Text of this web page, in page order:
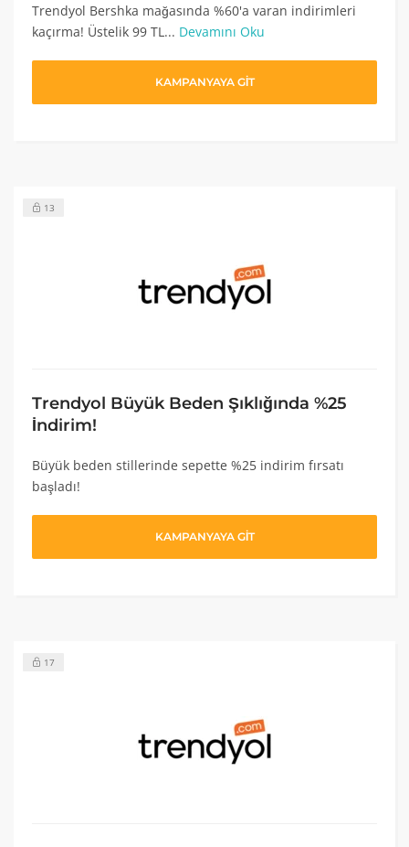
Trendyol Bershka mağasında %60'a varan indirimleri
kaçırma! Üstelik 99 TL... Devamını Oku
KAMPANYAYA GİT
13
Trendyol Büyük Beden Şıklığında %25
İndirim!
Büyük beden stillerinde sepette %25 indirim fırsatı
başladı!
KAMPANYAYA GİT
17